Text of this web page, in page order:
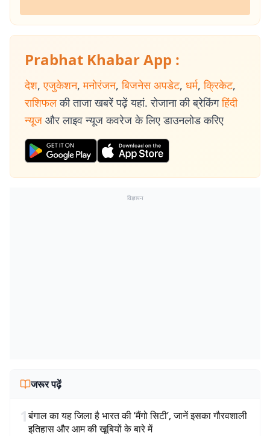
Prabhat Khabar App :
देश, एजुकेशन, मनोरंजन, बिजनेस अपडेट, धर्म, क्रिकेट,
राशिफल की ताजा खबरें पढ़ें यहां. रोजाना की ब्रेकिंग हिंदी
न्यूज और लाइव न्यूज कवरेज के लिए डाउनलोड करिए
विज्ञापन
जरूर पढ़ें
1बंगाल का यह जिला है भारत की ‘मैंगो सिटी’, जानें इसका गौरवशाली
इतिहास और आम की खूबियों के बारे में